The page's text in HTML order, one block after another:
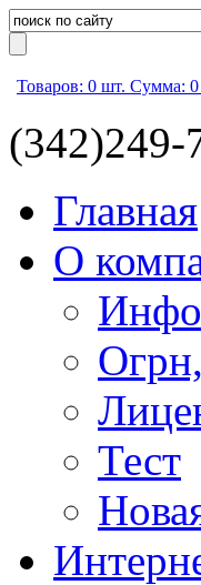
Товаров: 0 шт. Сумма: 0
(342)249-
Главная
О
Тест